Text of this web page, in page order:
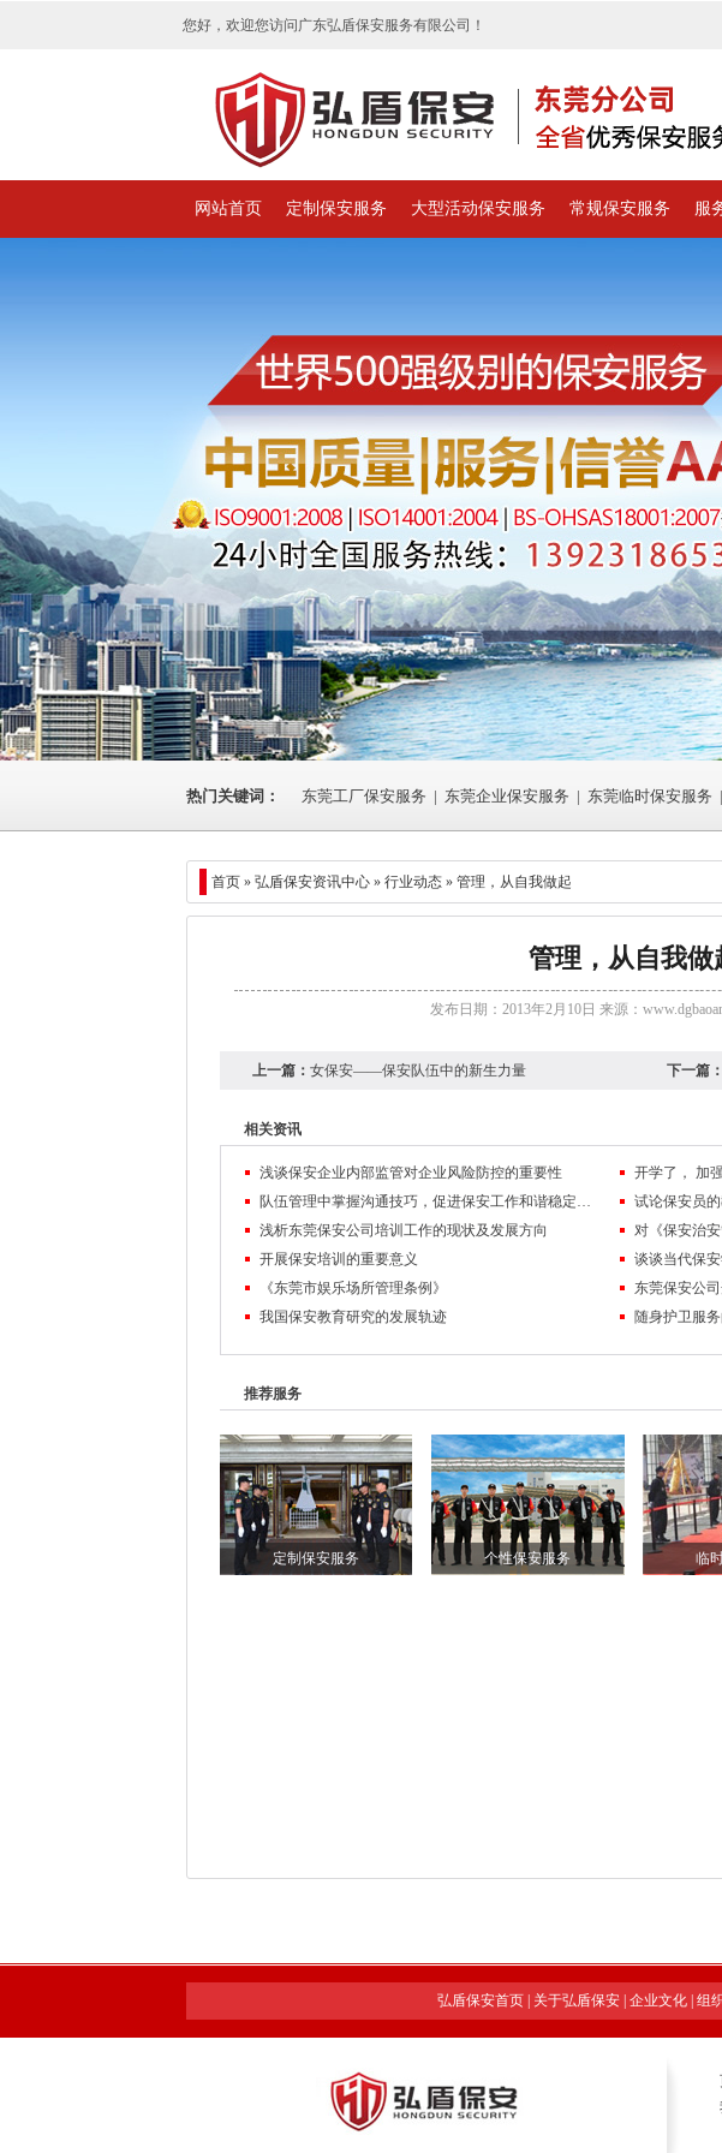
您好，欢迎您访问广东弘盾保安服务有限公司！
网站首页 定制保安服务 大型活动保安服务 常规保安服务 服
热门关键词： 东莞工厂保安服务 | 东莞企业保安服务 | 东莞临时保安服务 |
首页 » 弘盾保安资讯中心» 行业动态» 管理，从自我做起
管理，从自我做
发布日期：2013年2月10日 来源：
上一篇：女保安——保安队伍中的新生力量 下一篇：
相关资讯
浅谈保安企业内部监管对企业风险防控的重要性
队伍管理中掌握沟通技巧，促进保安工作和谐稳定发展
试论保安员
浅析东莞保安公司培训工作的现状及发展方向
对《保安治
开展保安培训的重要意义
谈谈当代保
《东莞市娱乐场所管理条例》
东莞保安公
我国保安教育研究的发展轨迹
随身护卫服
推荐服务
定制保安服务 个性保安服务 临
弘盾保安首页 关于弘盾保安 企业文化 组